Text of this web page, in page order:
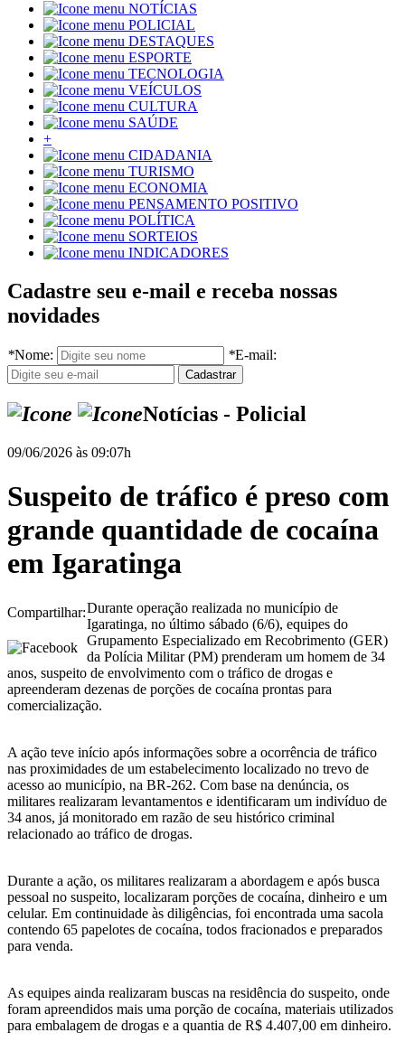
NOTÍCIAS
POLICIAL
DESTAQUES
ESPORTE
TECNOLOGIA
VEÍCULOS
CULTURA
SAÚDE
+
CIDADANIA
TURISMO
ECONOMIA
PENSAMENTO POSITIVO
POLÍTICA
SORTEIOS
INDICADORES
Cadastre seu e-mail e receba nossas
novidades
*Nome: *E-mail:
Notícias - Policial
09/06/2026 às 09:07h
Suspeito de tráfico é preso com
grande quantidade de cocaína
em Igaratinga
Compartilhar:Durante operação realizada no município de
Igaratinga, no último sábado (6/6), equipes do
Grupamento Especializado em Recobrimento (GER)
da Polícia Militar (PM) prenderam um homem de 34
anos, suspeito de envolvimento com o tráfico de drogas e
apreenderam dezenas de porções de cocaína prontas para
comercialização.
A ação teve início após informações sobre a ocorrência de tráfico
nas proximidades de um estabelecimento localizado no trevo de
acesso ao município, na BR-262. Com base na denúncia, os
militares realizaram levantamentos e identificaram um indivíduo de
34 anos, já monitorado em razão de seu histórico criminal
relacionado ao tráfico de drogas.
Durante a ação, os militares realizaram a abordagem e após busca
pessoal no suspeito, localizaram porções de cocaína, dinheiro e um
celular. Em continuidade às diligências, foi encontrada uma sacola
contendo 65 papelotes de cocaína, todos fracionados e preparados
para venda.
As equipes ainda realizaram buscas na residência do suspeito, onde
foram apreendidos mais uma porção de cocaína, materiais utilizados
para embalagem de drogas e a quantia de R$ 4.407,00 em dinheiro.